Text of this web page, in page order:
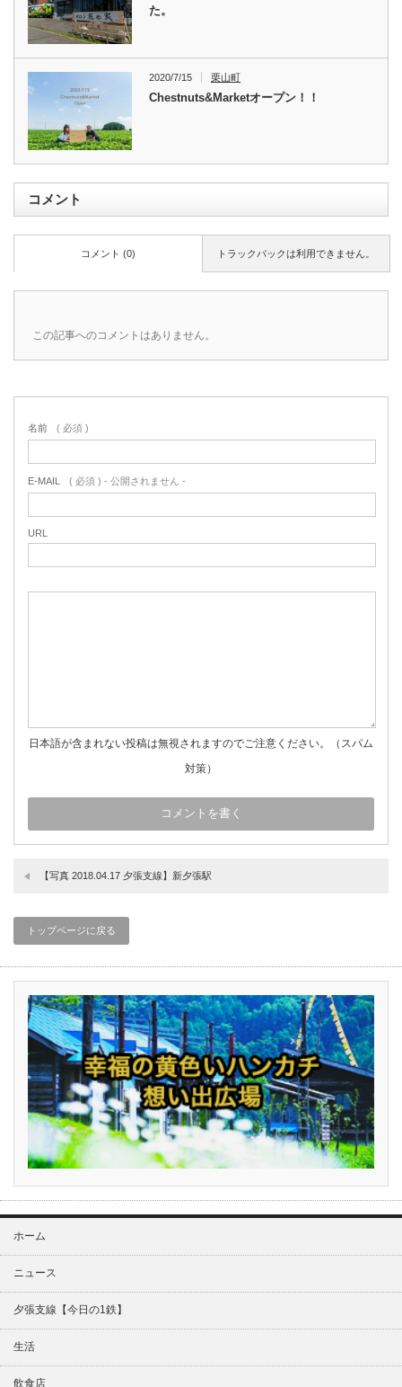
た。
2020/7/15 栗山町
Chestnuts&Marketオープン！！
コメント
トラックバックは利用できません。
コメント (0)
この記事へのコメントはありません。
名前 ( 必須 )
E-MAIL ( 必須 ) - 公開されません -
URL
日本語が含まれない投稿は無視されますのでご注意ください。（スパム
対策）
【写真 2018.04.17 夕張支線】新夕張駅
トップページに戻る
ホーム
ニュース
夕張支線【今日の1鉄】
生活
飲食店